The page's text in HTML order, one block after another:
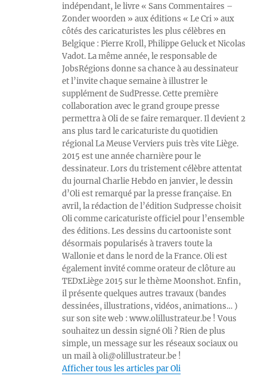
indépendant, le livre « Sans Commentaires –
Zonder woorden » aux éditions « Le Cri » aux
côtés des caricaturistes les plus célèbres en
Belgique : Pierre Kroll, Philippe Geluck et Nicolas
Vadot. La même année, le responsable de
JobsRégions donne sa chance à au dessinateur
et l’invite chaque semaine à illustrer le
supplément de SudPresse. Cette première
collaboration avec le grand groupe presse
permettra à Oli de se faire remarquer. Il devient 2
ans plus tard le caricaturiste du quotidien
régional La Meuse Verviers puis très vite Liège.
2015 est une année charnière pour le
dessinateur. Lors du tristement célèbre attentat
du journal Charlie Hebdo en janvier, le dessin
d’Oli est remarqué par la presse française. En
avril, la rédaction de l’édition Sudpresse choisit
Oli comme caricaturiste officiel pour l’ensemble
des éditions. Les dessins du cartooniste sont
désormais popularisés à travers toute la
Wallonie et dans le nord de la France. Oli est
également invité comme orateur de clôture au
TEDxLiège 2015 sur le thème Moonshot. Enfin,
il présente quelques autres travaux (bandes
dessinées, illustrations, vidéos, animations… )
sur son site web : www.olillustrateur.be ! Vous
souhaitez un dessin signé Oli ? Rien de plus
simple, un message sur les réseaux sociaux ou
un mail à oli@olillustrateur.be !
Afficher tous les articles par Oli